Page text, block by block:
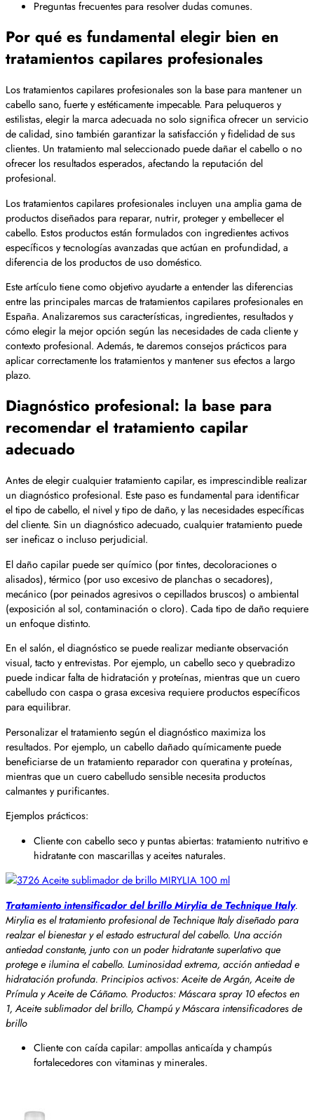
Preguntas frecuentes para resolver dudas comunes.
Por qué es fundamental elegir bien en
tratamientos capilares profesionales
Los tratamientos capilares profesionales son la base para mantener un
cabello sano, fuerte y estéticamente impecable. Para peluqueros y
estilistas, elegir la marca adecuada no solo significa ofrecer un servicio
de calidad, sino también garantizar la satisfacción y fidelidad de sus
clientes. Un tratamiento mal seleccionado puede dañar el cabello o no
ofrecer los resultados esperados, afectando la reputación del
profesional.
Los tratamientos capilares profesionales incluyen una amplia gama de
productos diseñados para reparar, nutrir, proteger y embellecer el
cabello. Estos productos están formulados con ingredientes activos
específicos y tecnologías avanzadas que actúan en profundidad, a
diferencia de los productos de uso doméstico.
Este artículo tiene como objetivo ayudarte a entender las diferencias
entre las principales marcas de tratamientos capilares profesionales en
España. Analizaremos sus características, ingredientes, resultados y
cómo elegir la mejor opción según las necesidades de cada cliente y
contexto profesional. Además, te daremos consejos prácticos para
aplicar correctamente los tratamientos y mantener sus efectos a largo
plazo.
Diagnóstico profesional: la base para
recomendar el tratamiento capilar
adecuado
Antes de elegir cualquier tratamiento capilar, es imprescindible realizar
un diagnóstico profesional. Este paso es fundamental para identificar
el tipo de cabello, el nivel y tipo de daño, y las necesidades específicas
del cliente. Sin un diagnóstico adecuado, cualquier tratamiento puede
ser ineficaz o incluso perjudicial.
El daño capilar puede ser químico (por tintes, decoloraciones o
alisados), térmico (por uso excesivo de planchas o secadores),
mecánico (por peinados agresivos o cepillados bruscos) o ambiental
(exposición al sol, contaminación o cloro). Cada tipo de daño requiere
un enfoque distinto.
En el salón, el diagnóstico se puede realizar mediante observación
visual, tacto y entrevistas. Por ejemplo, un cabello seco y quebradizo
puede indicar falta de hidratación y proteínas, mientras que un cuero
cabelludo con caspa o grasa excesiva requiere productos específicos
para equilibrar.
Personalizar el tratamiento según el diagnóstico maximiza los
resultados. Por ejemplo, un cabello dañado químicamente puede
beneficiarse de un tratamiento reparador con queratina y proteínas,
mientras que un cuero cabelludo sensible necesita productos
calmantes y purificantes.
Ejemplos prácticos:
Cliente con cabello seco y puntas abiertas: tratamiento nutritivo e
hidratante con mascarillas y aceites naturales.
Tratamiento intensificador del brillo Mirylia de Technique Italy.
Mirylia es el tratamiento profesional de Technique Italy diseñado para
realzar el bienestar y el estado estructural del cabello. Una acción
antiedad constante, junto con un poder hidratante superlativo que
protege e ilumina el cabello. Luminosidad extrema, acción antiedad e
hidratación profunda. Principios activos: Aceite de Argán, Aceite de
Prímula y Aceite de Cáñamo. Productos: Máscara spray 10 efectos en
1, Aceite sublimador del brillo, Champú y Máscara intensificadores de
brillo
Cliente con caída capilar: ampollas anticaída y champús
fortalecedores con vitaminas y minerales.